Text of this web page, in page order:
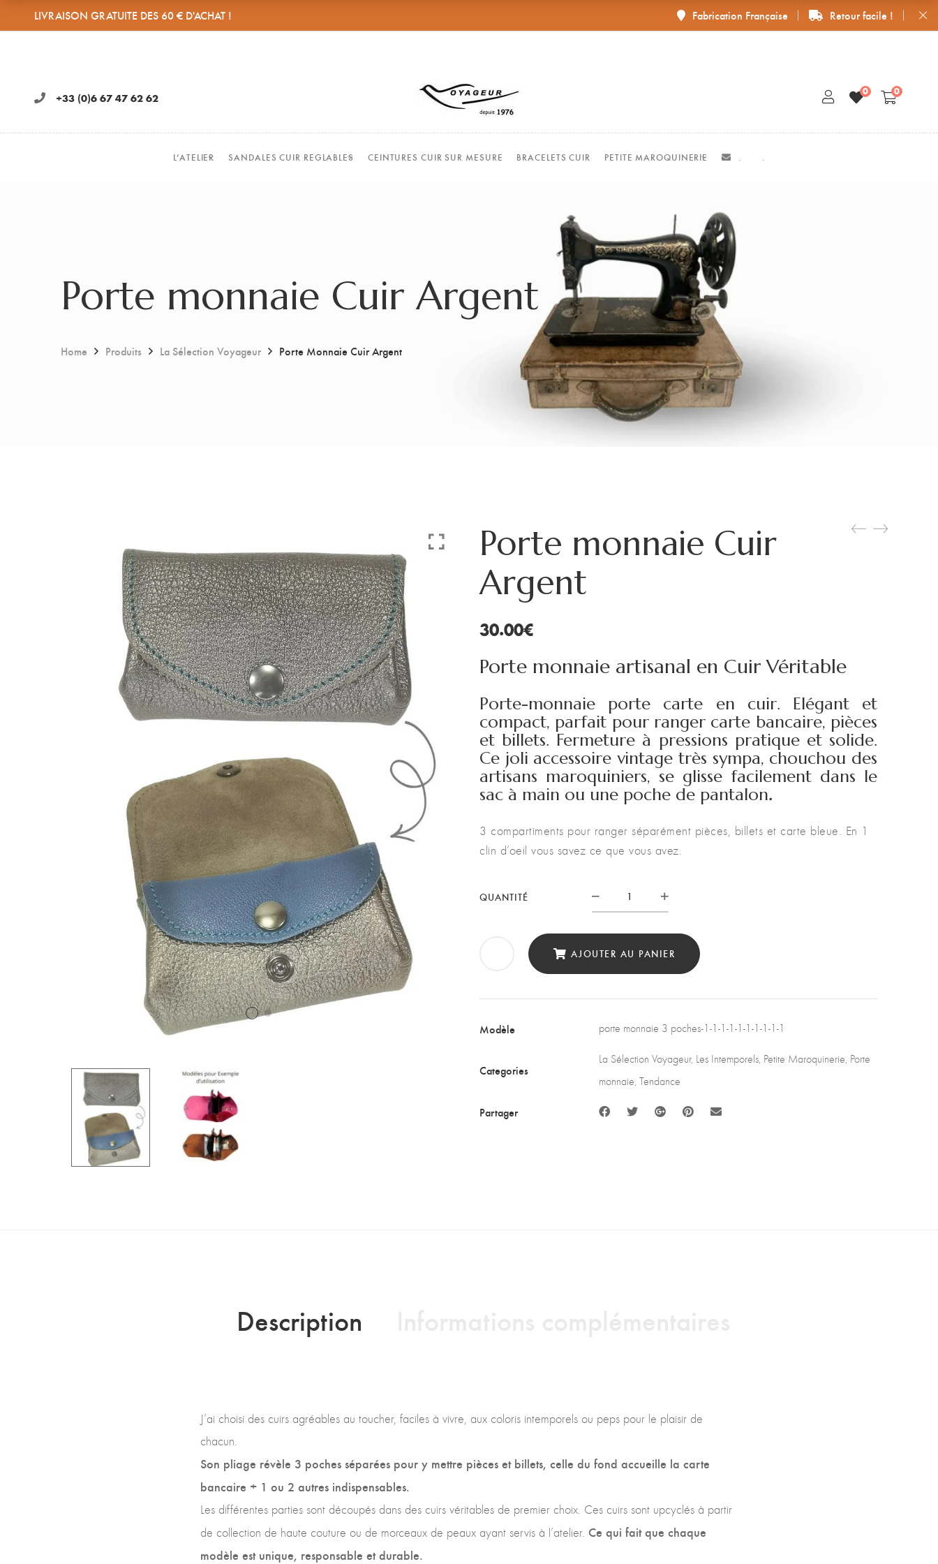
LIVRAISON GRATUITE DES 60 € D'ACHAT ! Fabrication Française Retour facile !
+33 (0)6 67 47 62 62 0 0
L’ATELIER SANDALES CUIR REGLABLES CEINTURES CUIR SUR MESURE BRACELETS CUIR PETITE MAROQUINERIE . .
Porte monnaie Cuir Argent
Home Produits La Sélection Voyageur Porte Monnaie Cuir Argent
Porte monnaie Cuir
Argent
30.00€
Porte monnaie artisanal en Cuir Véritable
Porte-monnaie porte carte en cuir. Elégant et
compact, parfait pour ranger carte bancaire, pièces
et billets. Fermeture à pressions pratique et solide.
Ce joli accessoire vintage très sympa, chouchou des
artisans maroquiniers, se glisse facilement dans le
sac à main ou une poche de pantalon.
3 compartiments pour ranger séparément pièces, billets et carte bleue. En 1
clin d’oeil vous savez ce que vous avez.
QUANTITÉ
Porte
AJOUTER AU PANIER
Modèle porte monnaie 3 poches-1-1-1-1-1-1-1-1-1-1
Categories
La Sélection Voyageur, Les Intemporels, Petite Maroquinerie, Porte
monnaie, Tendance
Partager
Description
J’ai choisi des cuirs agréables au toucher, faciles à vivre, aux coloris intemporels ou peps pour le plaisir de
chacun.
Son pliage révèle 3 poches séparées pour y mettre pièces et billets, celle du fond accueille la carte
bancaire + 1 ou 2 autres indispensables.
Les différentes parties sont découpés dans des cuirs véritables de premier choix. Ces cuirs sont upcyclés à partir
de collection de haute couture ou de morceaux de peaux ayant servis à l’atelier. Ce qui fait que chaque
modèle est unique, responsable et durable.